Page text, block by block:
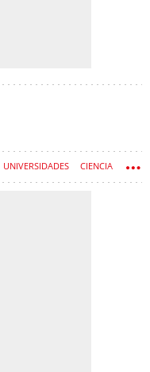
UNIVERSIDADES CIENCIA